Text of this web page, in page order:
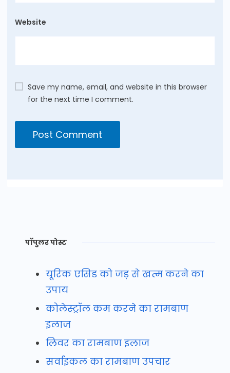
Website
Save my name, email, and website in this browser
for the next time I comment.
पॉपुलर पोस्ट
यूरिक एसिड को जड़ से खत्म करने का
उपाय
कोलेस्ट्रॉल कम करने का रामबाण
इलाज
लिवर का रामबाण इलाज
सर्वाइकल का रामबाण उपचार